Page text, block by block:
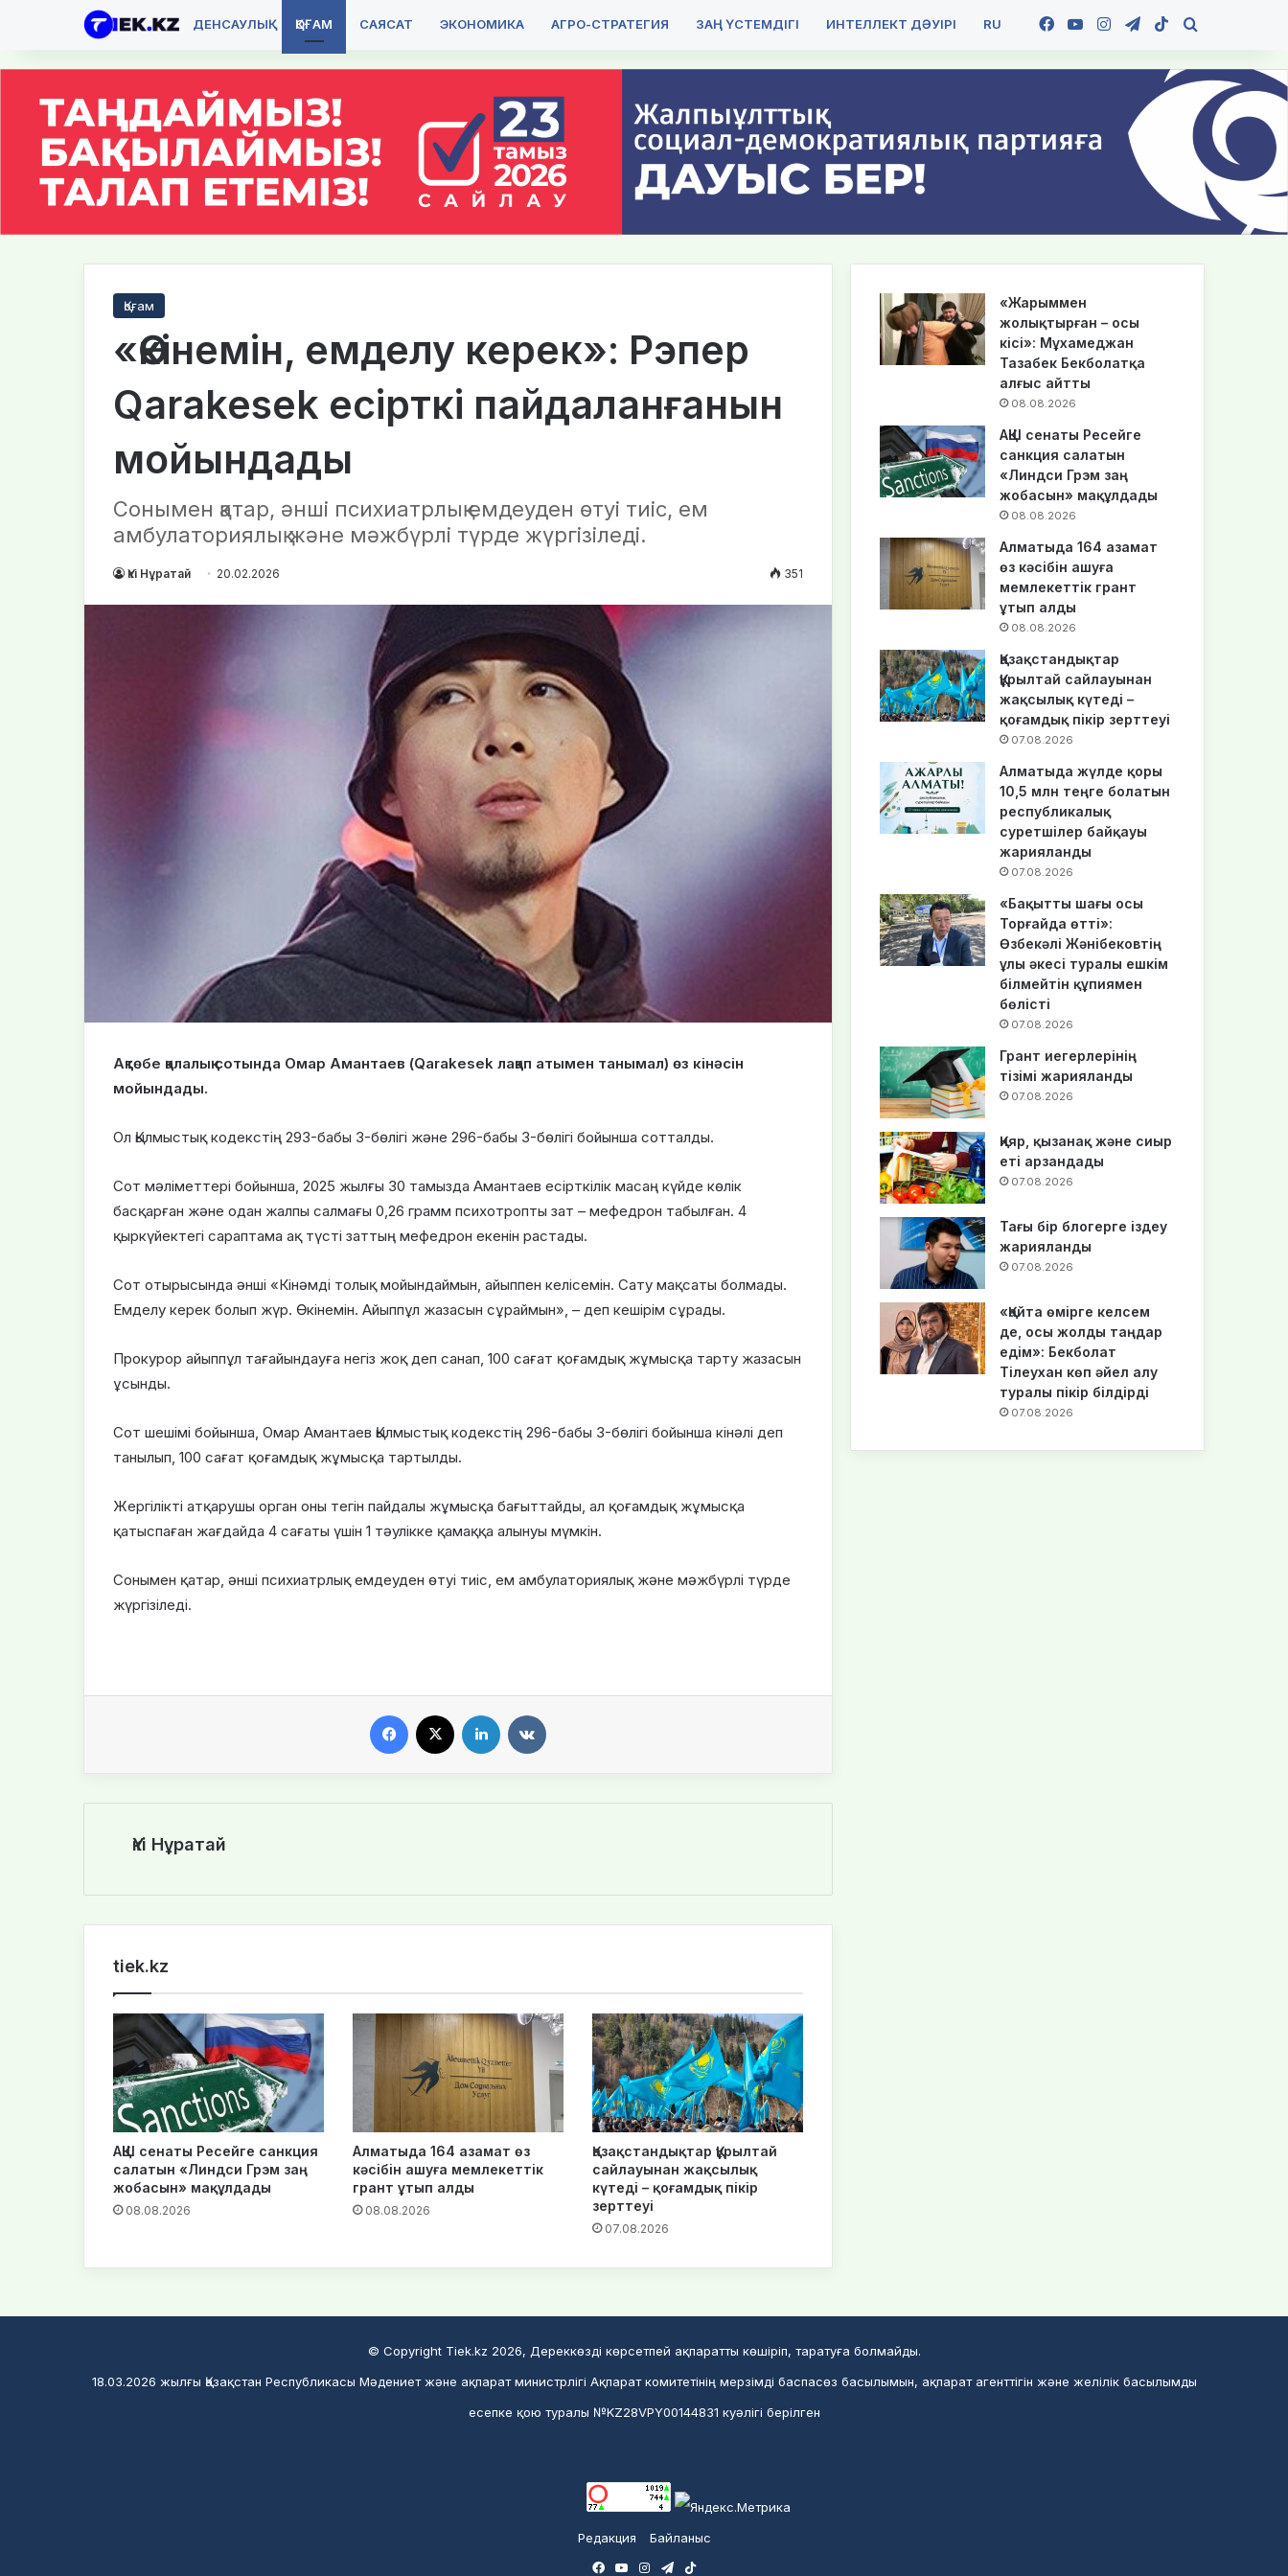
ДЕНСАУЛЫҚ ҚОҒАМ САЯСАТ ЭКОНОМИКА АГРО-СТРАТЕГИЯ ЗАҢ ҮСТЕМДІГІ ИНТЕЛЛЕКТ ДӘУІРІ RU Facebook
YouTubeInstagramTelegram
TikTok
Қоғам
«Өкінемін, емделу керек»: Рэпер
Qarakesek есірткі пайдаланғанын
мойындады
Сонымен қатар, әнші психиатрлық емдеуден өтуі тиіс, ем
амбулаториялық және мәжбүрлі түрде жүргізіледі.
Үкі Нұратай 20.02.2026 351
Ақтөбе қалалық сотында Омар Амантаев (Qarakesek лақап атымен танымал) өз кінәсін
мойындады.
Ол Қылмыстық кодекстің 293-бабы 3-бөлігі және 296-бабы 3-бөлігі бойынша сотталды.
Сот мәліметтері бойынша, 2025 жылғы 30 тамызда Амантаев есірткілік масаң күйде көлік
басқарған және одан жалпы салмағы 0,26 грамм психотропты зат – мефедрон табылған. 4
қыркүйектегі сараптама ақ түсті заттың мефедрон екенін растады.
Сот отырысында әнші «Кінәмді толық мойындаймын, айыппен келісемін. Сату мақсаты болмады.
Емделу керек болып жүр. Өкінемін. Айыппұл жазасын сұраймын», – деп кешірім сұрады.
Прокурор айыппұл тағайындауға негіз жоқ деп санап, 100 сағат қоғамдық жұмысқа тарту жазасын
ұсынды.
Сот шешімі бойынша, Омар Амантаев Қылмыстық кодекстің 296-бабы 3-бөлігі бойынша кінәлі деп
танылып, 100 сағат қоғамдық жұмысқа тартылды.
Жергілікті атқарушы орган оны тегін пайдалы жұмысқа бағыттайды, ал қоғамдық жұмысқа
қатыспаған жағдайда 4 сағаты үшін 1 тәулікке қамаққа алынуы мүмкін.
Сонымен қатар, әнші психиатрлық емдеуден өтуі тиіс, ем амбулаториялық және мәжбүрлі түрде
жүргізіледі.
Үкі Нұратай
tiek.kz
АҚШ сенаты Ресейге санкция
салатын «Линдси Грэм заң
жобасын» мақұлдады
08.08.2026
Алматыда 164 азамат өз
кәсібін ашуға мемлекеттік
грант ұтып алды
08.08.2026
Қазақстандықтар Құрылтай
сайлауынан жақсылық
күтеді – қоғамдық пікір
зерттеуі
07.08.2026
«Жарыммен
жолықтырған – осы
кісі»: Мұхамеджан
Тазабек Бекболатқа
алғыс айтты
08.08.2026
АҚШ сенаты Ресейге
санкция салатын
«Линдси Грэм заң
жобасын» мақұлдады
08.08.2026
Алматыда 164 азамат
өз кәсібін ашуға
мемлекеттік грант
ұтып алды
08.08.2026
Қазақстандықтар
Құрылтай сайлауынан
жақсылық күтеді –
қоғамдық пікір зерттеуі
07.08.2026
Алматыда жүлде қоры
10,5 млн теңге болатын
республикалық
суретшілер байқауы
жарияланды
07.08.2026
«Бақытты шағы осы
Торғайда өтті»:
Өзбекәлі Жәнібековтің
ұлы әкесі туралы ешкім
білмейтін құпиямен
бөлісті
07.08.2026
Грант иегерлерінің
тізімі жарияланды
07.08.2026
Қияр, қызанақ және сиыр
еті арзандады
07.08.2026
Тағы бір блогерге іздеу
жарияланды
07.08.2026
«Қайта өмірге келсем
де, осы жолды таңдар
едім»: Бекболат
Тілеухан көп әйел алу
туралы пікір білдірді
07.08.2026
© Copyright Tiek.kz 2026, Дереккөзді көрсетпей ақпаратты көшіріп, таратуға болмайды.
18.03.2026 жылғы Қазақстан Республикасы Мәдениет және ақпарат министрлігі Ақпарат комитетінің мерзімді баспасөз басылымын, ақпарат агенттігін және желілік басылымды
есепке қою туралы №KZ28VPY00144831 куәлігі берілген
Редакция
Байланыс
Facebook
YouTubeInstagram
Telegram
TikTok